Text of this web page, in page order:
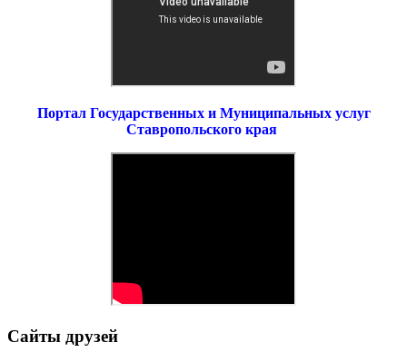
Портал Государственных и Муниципальных услуг
Ставропольского края
Сайты друзей